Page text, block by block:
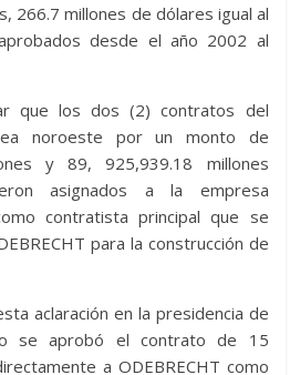
266.7 millones de dólares igual al
desde el año 2002 al
que los dos (2) contratos del
noroeste por un monto de
y 89, 925,939.18 millones
asignados a la empresa
contratista principal que se
para la construcción de
aclaración en la presidencia de
se aprobó el contrato de 15
a ODEBRECHT como